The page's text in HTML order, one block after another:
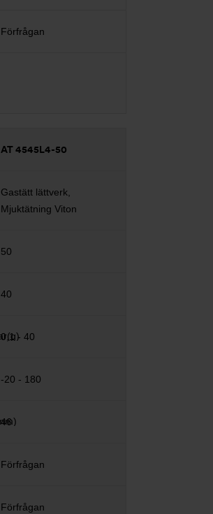
Förfrågan
AT 4545L4-50
Gastätt lättverk,
Mjuktätning Viton
50
40
0,1 - 40
-20 - 180
46
Förfrågan
Förfrågan